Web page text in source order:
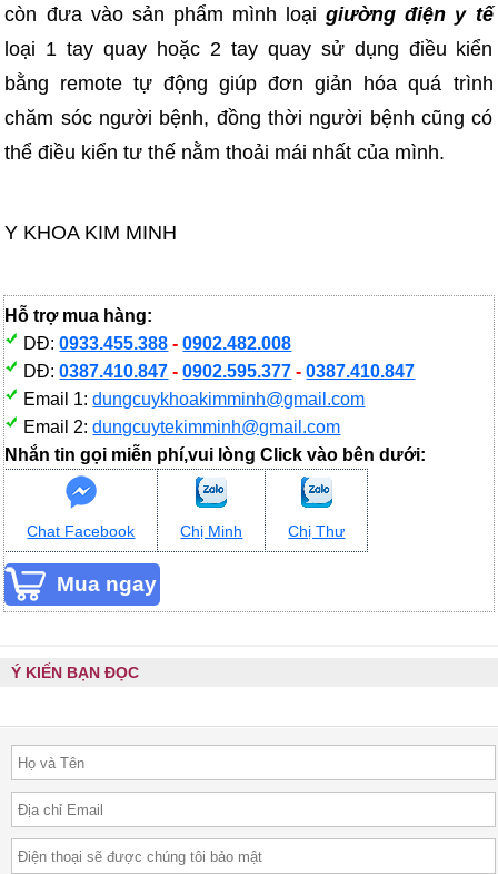
còn đưa vào sản phẩm mình loạigiường điện y tế
loại 1 tay quay hoặc 2 tay quay sử dụng điều kiển
bằng remote tự động giúp đơn giản hóa quá trình
chăm sóc người bệnh, đồng thời người bệnh cũng có
thể điều kiển tư thế nằm thoải mái nhất của mình.
Y KHOA KIM MINH
Hỗ trợ mua hàng:
DĐ:0933.455.388 -0902.482.008
DĐ:0387.410.847 -0902.595.377 -0387.410.847
Email 1:dungcuykhoakimminh@gmail.com
Email 2:dungcuytekimminh@gmail.com
Nhắn tin gọi miễn phí,vui lòng Click vào bên dưới:
Chat Facebook Chị Minh Chị Thư
Ý KIẾN BẠN ĐỌC